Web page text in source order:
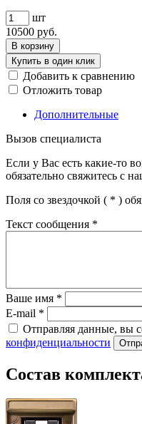
шт
10500 руб.
В корзину
Купить в один клик
Добавить к сравнению
Отложить товар
Дополнительные
Вызов специалиста
Если у Вас есть какие-то
обязательно свяжитесь с
Поля со звездочкой ( * )
Текст сообщения *
Ваше имя *
E-mail *
Отправляя данные, вы
конфиденциальности
Состав